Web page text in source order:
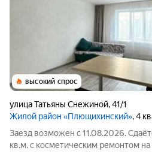
высокий спрос
улица Татьяны Снежиной,41/1
Жилой район «Плющихинский», 4
Заезд возможен с 11.08.2026.
кв.м. с косметическим ремонтом